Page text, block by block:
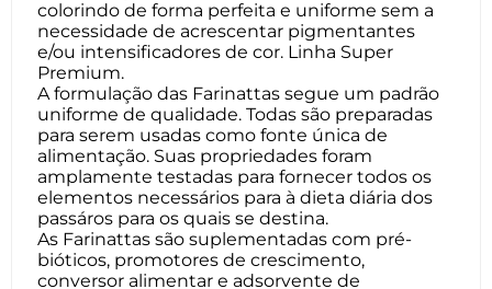
colorindo de forma perfeita e uniforme sem a
necessidade de acrescentar pigmentantes
e/ou intensificadores de cor. Linha Super
Premium.
A formulação das Farinattas segue um padrão
uniforme de qualidade. Todas são preparadas
para serem usadas como fonte única de
alimentação. Suas propriedades foram
amplamente testadas para fornecer todos os
elementos necessários para à dieta diária dos
passáros para os quais se destina.
As Farinattas são suplementadas com pré-
bióticos, promotores de crescimento,
conversor alimentar e adsorvente de